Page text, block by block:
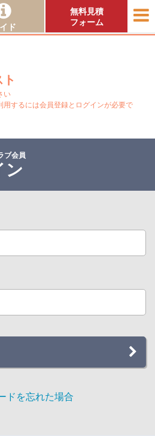
ド
無料見積
フォーム
い
するには会員登録とログインが必要で
ブ会員
ン
ドを忘れた場合